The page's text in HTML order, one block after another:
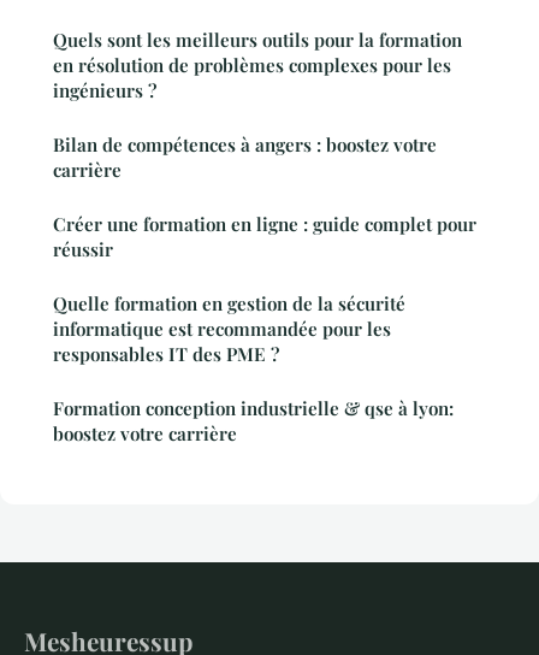
Quels sont les meilleurs outils pour la formation
en résolution de problèmes complexes pour les
ingénieurs ?
Bilan de compétences à angers : boostez votre
carrière
Créer une formation en ligne : guide complet pour
réussir
Quelle formation en gestion de la sécurité
informatique est recommandée pour les
responsables IT des PME ?
Formation conception industrielle & qse à lyon:
boostez votre carrière
Mesheuressup